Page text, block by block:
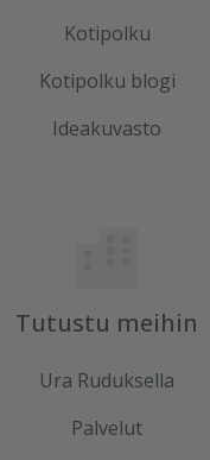
Kotipolku
Kotipolku blogi
Ideakuvasto
Tutustu meihin
Ura Ruduksella
Palvelut